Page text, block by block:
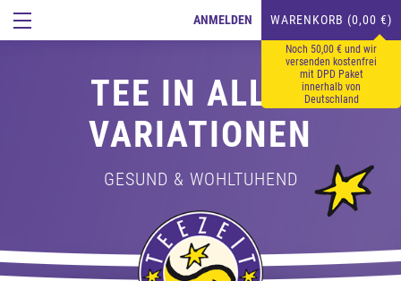
ANMELDEN WARENKORB (0,00 €)
Noch 50,00 € und wir
versenden kostenfrei
mit DPD Paket
innerhalb von
Deutschland
TEE IN ALLEN
VARIATIONEN
GESUND & WOHLTUHEND